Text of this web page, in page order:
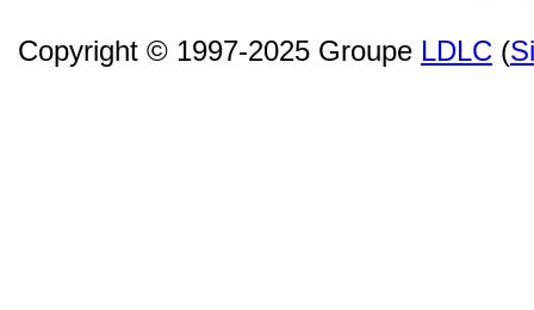
Copyright © 1997-2025 Groupe LDLC (